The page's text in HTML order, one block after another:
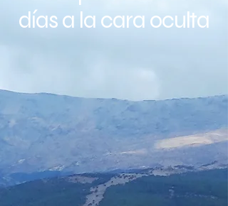
días a la cara oculta